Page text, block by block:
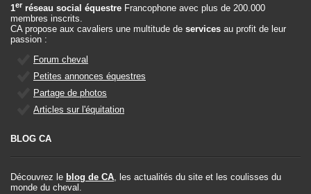
1er réseau social équestre Francophone avec plus de 200.000
membres inscrits.
CA propose aux cavaliers une multitude de services au profit de leur
passion :
Forum cheval
Petites annonces équestres
Partage de photos
Articles sur l'équitation
BLOG CA
Découvrez le blog de CA, les actualités du site et les coulisses du
monde du cheval.